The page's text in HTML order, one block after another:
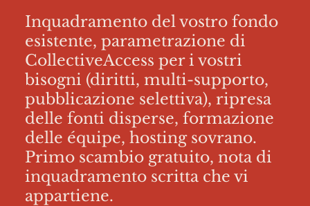
Inquadramento del vostro fondo
esistente, parametrazione di
CollectiveAccess per i vostri
bisogni (diritti, multi-supporto,
pubblicazione selettiva), ripresa
delle fonti disperse, formazione
delle équipe, hosting sovrano.
Primo scambio gratuito, nota di
inquadramento scritta che vi
appartiene.